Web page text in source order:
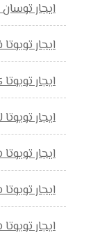
ايجار
ايجار
ايجار
ايجار تويوتا
ايجار
ايجار
ايجار تويوتا